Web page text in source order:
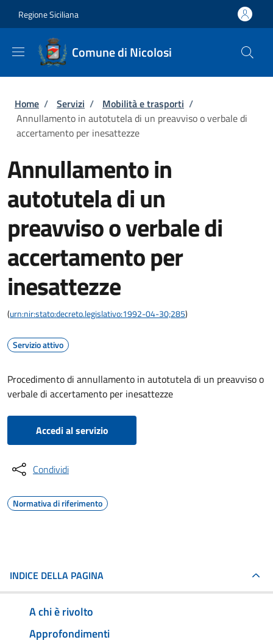
Regione Siciliana
Comune di Nicolosi
Briciole di pane
Home / Servizi / Mobilità e trasporti /
Annullamento in autotutela di un preavviso o verbale di
accertamento per inesattezze
Annullamento in
autotutela di un
preavviso o verbale di
accertamento per
inesattezze
(urn:nir:stato:decreto.legislativo:1992-04-30;285)
Servizio attivo
Procedimento di annullamento in autotutela di un preavviso o
verbale di accertamento per inesattezze
Accedi al servizio
Condividi
Normativa di riferimento
INDICE DELLA PAGINA
A chi è rivolto
Approfondimenti